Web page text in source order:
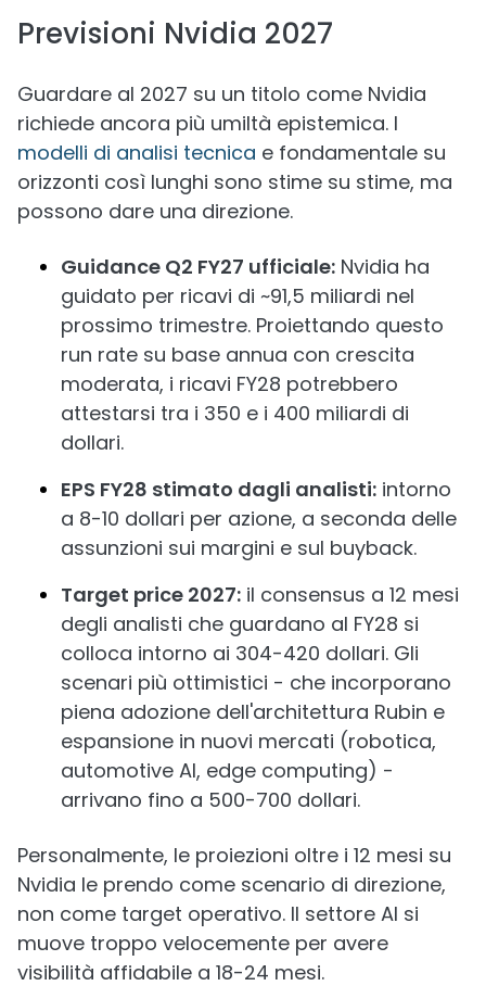
Previsioni Nvidia 2027
Guardare al 2027 su un titolo come Nvidia
richiede ancora più umiltà epistemica. I
modelli di analisi tecnica e fondamentale su
orizzonti così lunghi sono stime su stime, ma
possono dare una direzione.
Guidance Q2 FY27 ufficiale: Nvidia ha
guidato per ricavi di ~91,5 miliardi nel
prossimo trimestre. Proiettando questo
run rate su base annua con crescita
moderata, i ricavi FY28 potrebbero
attestarsi tra i 350 e i 400 miliardi di
dollari.
EPS FY28 stimato dagli analisti: intorno
a 8-10 dollari per azione, a seconda delle
assunzioni sui margini e sul buyback.
Target price 2027: il consensus a 12 mesi
degli analisti che guardano al FY28 si
colloca intorno ai 304-420 dollari. Gli
scenari più ottimistici - che incorporano
piena adozione dell'architettura Rubin e
espansione in nuovi mercati (robotica,
automotive AI, edge computing) -
arrivano fino a 500-700 dollari.
Personalmente, le proiezioni oltre i 12 mesi su
Nvidia le prendo come scenario di direzione,
non come target operativo. Il settore AI si
muove troppo velocemente per avere
visibilità affidabile a 18-24 mesi.